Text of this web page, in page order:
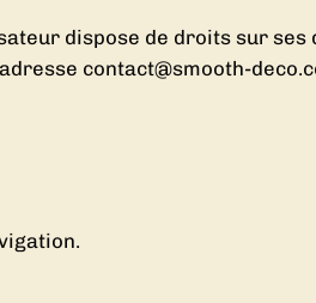
dispose de droits sur ses
contact@smooth-